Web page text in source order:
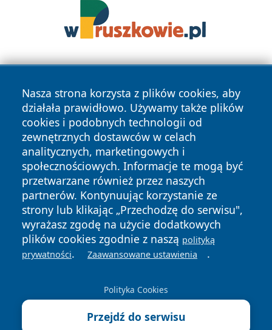
Nasza strona korzysta z plików cookies, aby
działała prawidłowo. Używamy także plików
cookies i podobnych technologii od
zewnętrznych dostawców w celach
analitycznych, marketingowych i
społecznościowych. Informacje te mogą być
przetwarzane również przez naszych
partnerów. Kontynuując korzystanie ze
strony lub klikając „Przechodzę do serwisu",
wyrażasz zgodę na użycie dodatkowych
plików cookies zgodnie z naszą polityką
prywatności. Zaawansowane ustawienia .
Polityka Cookies
Przejdź do serwisu
Copyright © 2026 tarnowskie24.pl Wszystkie prawa
zastrzeżone.
News Autorzy
Polityka
Prywatności
Polityka
Cookies